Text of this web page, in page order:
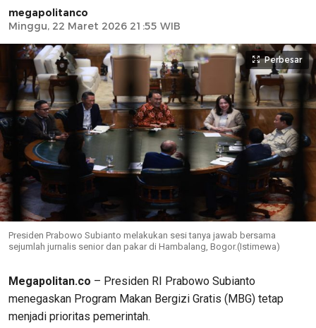
megapolitanco
Minggu, 22 Maret 2026 21:55 WIB
Perbesar
Presiden Prabowo Subianto melakukan sesi tanya jawab bersama
sejumlah jurnalis senior dan pakar di Hambalang, Bogor.(Istimewa)
Megapolitan.co – Presiden RI Prabowo Subianto
menegaskan Program Makan Bergizi Gratis (MBG) tetap
menjadi prioritas pemerintah.